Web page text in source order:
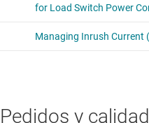
Pedidos y calidad